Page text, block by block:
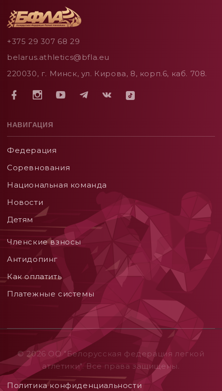
+375 29 307 68 29
belarus.athletics@bfla.eu
220030, г. Минск, ул. Кирова, 8, корп.6, каб. 708.
НАВИГАЦИЯ
Федерация
Соревнования
Национальная команда
Новости
Детям
Членские взносы
Aнтидопинг
Как оплатить
Платежные системы
© 2026 ОO "Белорусская федерация легкой
атлетики". Все права защищены.
Политика конфиденциальности